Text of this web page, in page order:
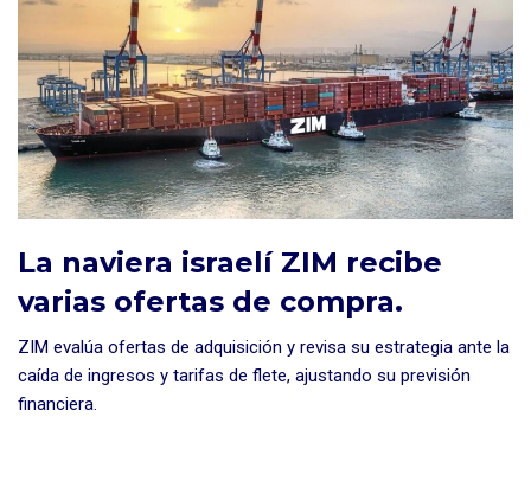
La naviera israelí ZIM recibe
varias ofertas de compra.
ZIM evalúa ofertas de adquisición y revisa su estrategia ante la
caída de ingresos y tarifas de flete, ajustando su previsión
financiera.